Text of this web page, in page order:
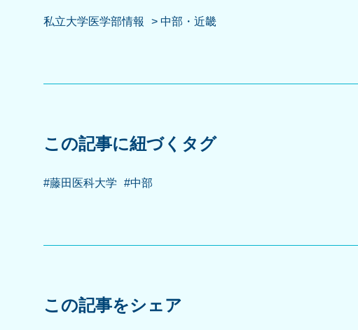
私立大学医学部情報 > 中部・近畿
この記事に紐づくタグ
#藤田医科大学 #中部
この記事をシェア